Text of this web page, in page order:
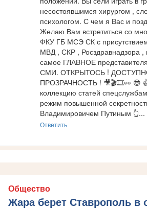
несостоявшимся хирургом ,
психологом. С чем я Вас и
Желаю Вам встретиться со
ФКУ ГБ МСЭ СК с
МВД , СКР , Росздравнадзора ,
самое ГЛАВНОЕ
СМИ. ОТКРЫТОСЬ !
ПРОЗРАЧНОСТЬ ! 🎥🎬🎞️👀 😎
коллекцию статей
режим повышенной
Владимировичем Путиным 👆...
Ответить
Общество
Жара берет Ставрополь в